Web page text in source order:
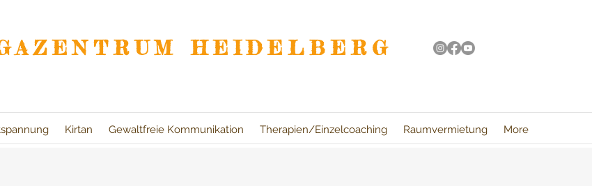
HEIDELBERG
Kirtan Gewaltfreie Kommunikation Therapien/Einzelcoaching Raumvermietung More